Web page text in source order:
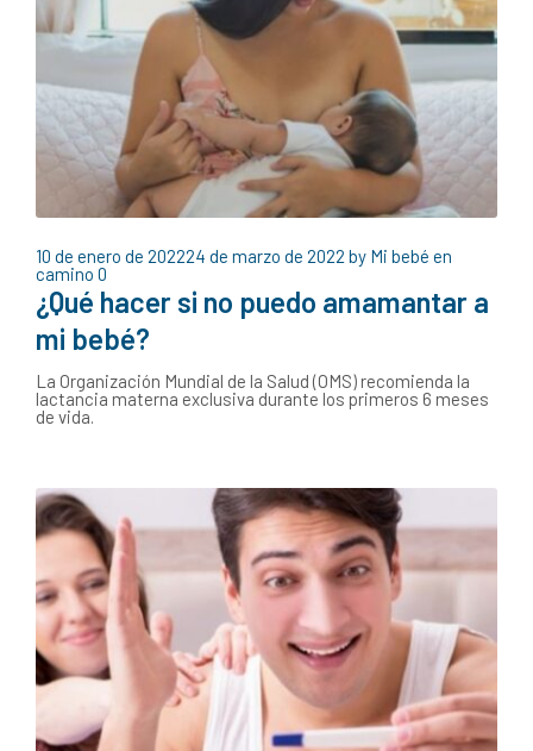
10 de enero de 202224 de marzo de 2022 by Mi bebé en
camino 0
¿Qué hacer si no puedo amamantar a
mi bebé?
La Organización Mundial de la Salud (OMS) recomienda la
lactancia materna exclusiva durante los primeros 6 meses
de vida.